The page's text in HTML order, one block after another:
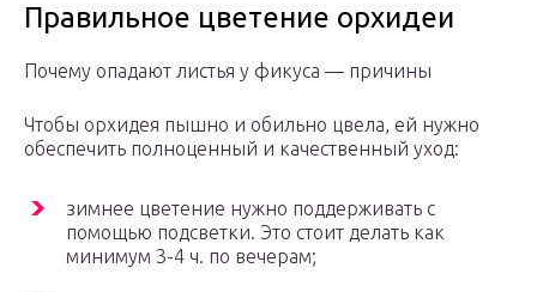
Правильное цветение орхидеи
Почему опадают листья у фикуса — причины
Чтобы орхидея пышно и обильно цвела, ей нужно
обеспечить полноценный и качественный уход:
зимнее цветение нужно поддерживать с
помощью подсветки. Это стоит делать как
минимум 3-4 ч. по вечерам;